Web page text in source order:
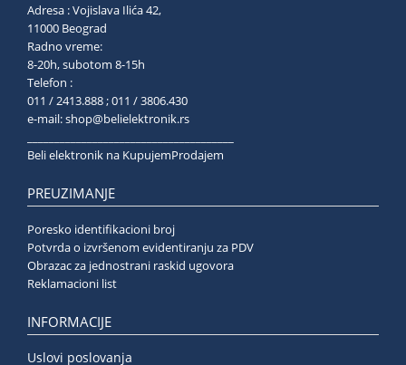
Adresa : Vojislava Ilića 42,
11000 Beograd
Radno vreme:
8-20h, subotom 8-15h
Telefon :
011 / 2413.888 ; 011 / 3806.430
e-mail:shop@belielektronik.rs
Beli elektronik na KupujemProdajem
PREUZIMANJE
Poresko identifikacioni broj
Potvrda o izvršenom evidentiranju za PDV
Obrazac za jednostrani raskid ugovora
Reklamacioni list
INFORMACIJE
Uslovi poslovanja